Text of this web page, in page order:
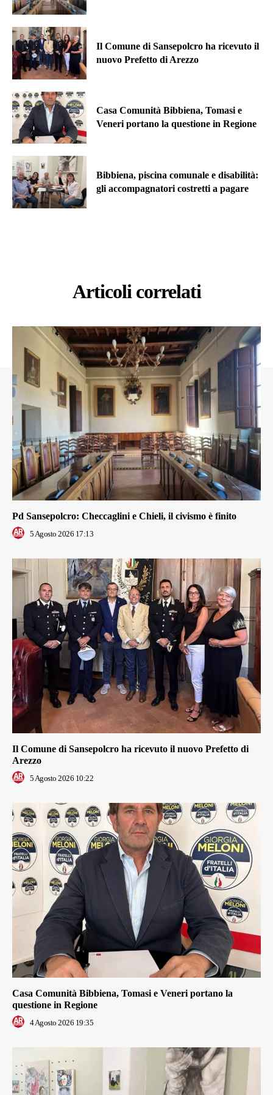
Il Comune di Sansepolcro ha ricevuto il
nuovo Prefetto di Arezzo
Casa Comunità Bibbiena, Tomasi e
Veneri portano la questione in Regione
Bibbiena, piscina comunale e disabilità:
gli accompagnatori costretti a pagare
Articoli correlati
Pd Sansepolcro: Checcaglini e Chieli, il civismo è finito
5 Agosto 2026 17:13
Il Comune di Sansepolcro ha ricevuto il nuovo Prefetto di
Arezzo
5 Agosto 2026 10:22
Casa Comunità Bibbiena, Tomasi e Veneri portano la
questione in Regione
4 Agosto 2026 19:35